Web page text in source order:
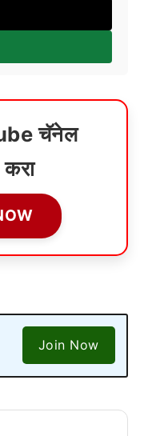
चॅनेल
Join Now